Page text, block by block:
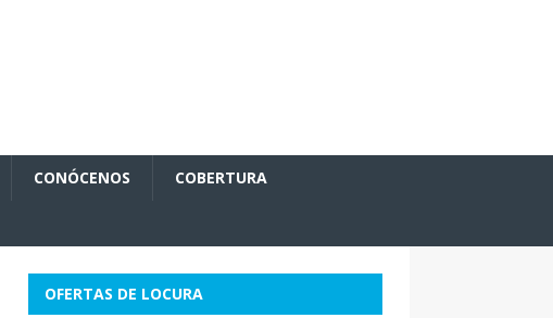
CONÓCENOS COBERTURA
OFERTAS DE LOCURA